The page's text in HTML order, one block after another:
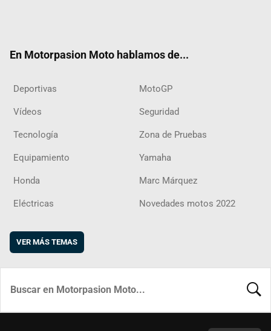
En Motorpasion Moto hablamos de...
Deportivas MotoGP
Vídeos Seguridad
Tecnología Zona de Pruebas
Equipamiento Yamaha
Honda Marc Márquez
Eléctricas Novedades motos 2022
VER MÁS TEMAS